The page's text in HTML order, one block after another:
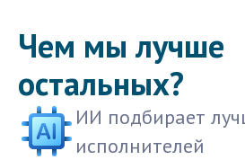
Чем мы лучше
остальных?
ИИ подбирает
исполнителей